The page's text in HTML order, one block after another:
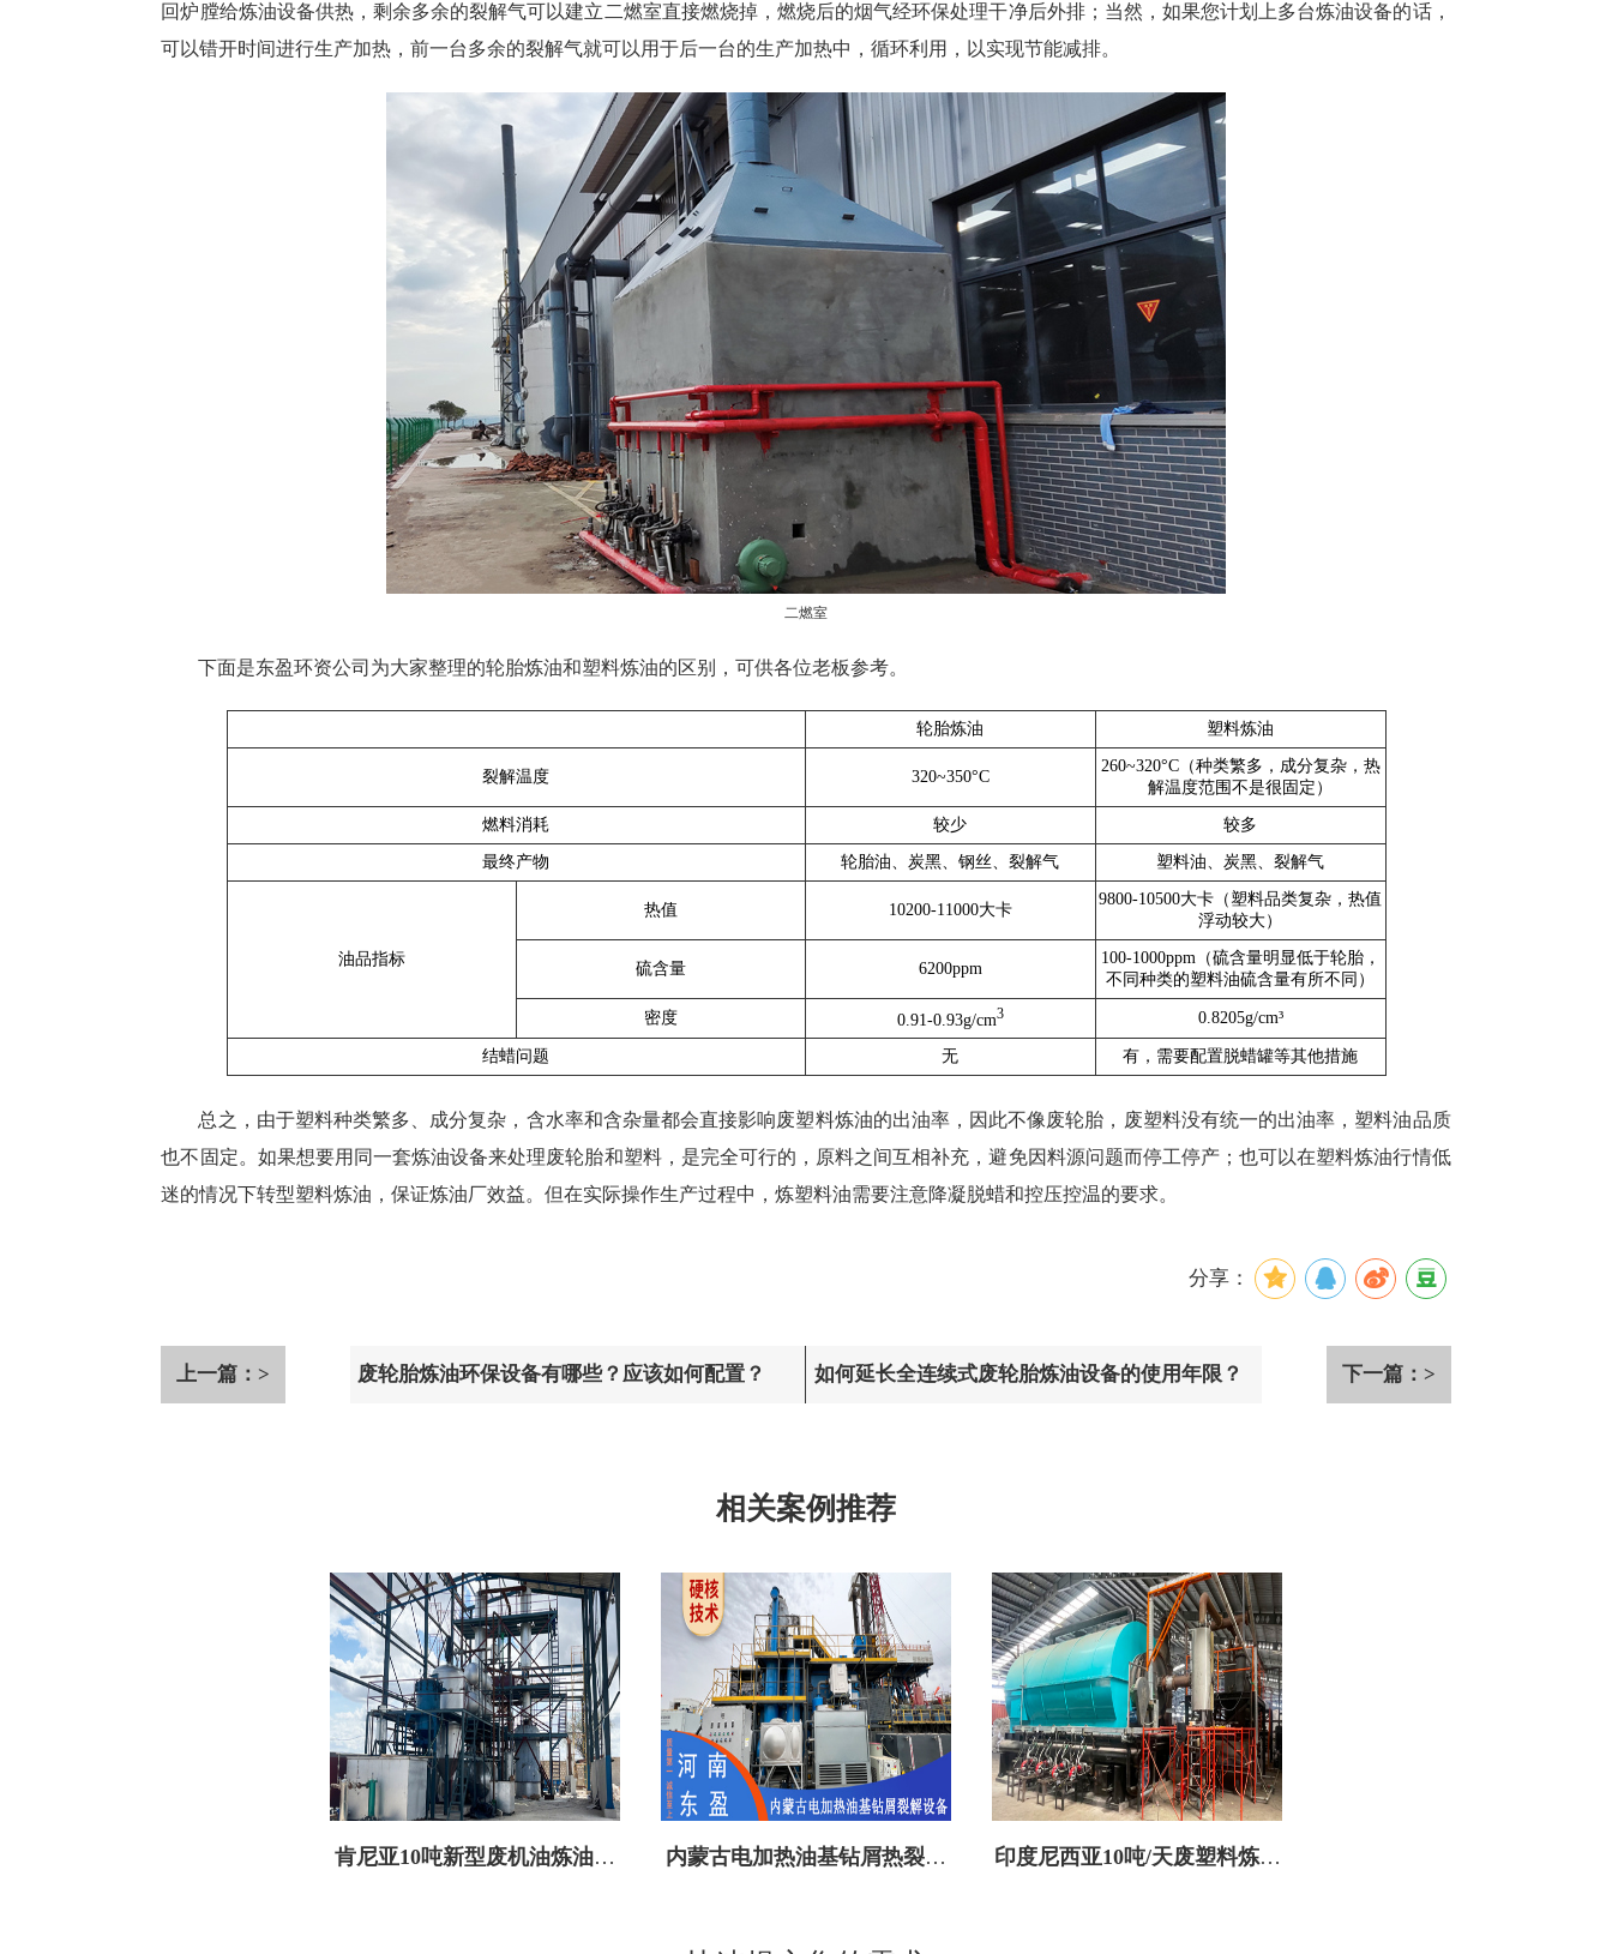
回炉膛给炼油设备供热，剩余多余的裂解气可以建立二燃室直接燃烧掉，燃烧后的烟气经环保处理干净后外排；当然，如果您计划上多台炼油设备的话，
可以错开时间进行生产加热，前一台多余的裂解气就可以用于后一台的生产加热中，循环利用，以实现节能减排。
二燃室
下面是东盈环资公司为大家整理的轮胎炼油和塑料炼油的区别，可供各位老板参考。
轮胎炼油 塑料炼油
裂解温度 320~350°C
260~320°C（种类繁多，成分复杂，热
解温度范围不是很固定）
燃料消耗 较少 较多
最终产物 轮胎油、炭黑、钢丝、裂解气 塑料油、炭黑、裂解气
油品指标
热值 10200-11000大卡
9800-10500大卡（塑料品类复杂，热值
浮动较大）
硫含量 6200ppm
100-1000ppm（硫含量明显低于轮胎，
不同种类的塑料油硫含量有所不同）
密度 0.91-0.93g/cm3 0.8205g/cm³
结蜡问题 无 有，需要配置脱蜡罐等其他措施
总之，由于塑料种类繁多、成分复杂，含水率和含杂量都会直接影响废塑料炼油的出油率，因此不像废轮胎，废塑料没有统一的出油率，塑料油品质
也不固定。如果想要用同一套炼油设备来处理废轮胎和塑料，是完全可行的，原料之间互相补充，避免因料源问题而停工停产；也可以在塑料炼油行情低
迷的情况下转型塑料炼油，保证炼油厂效益。但在实际操作生产过程中，炼塑料油需要注意降凝脱蜡和控压控温的要求。
分享：
上一篇：> 废轮胎炼油环保设备有哪些？应该如何配置？ 如何延长全连续式废轮胎炼油设备的使用年限？ 下一篇：>
相关案例推荐
肯尼亚10吨新型废机油炼油设
内蒙古电加热油基钻屑热裂解
印度尼西亚10吨/天废塑料炼油